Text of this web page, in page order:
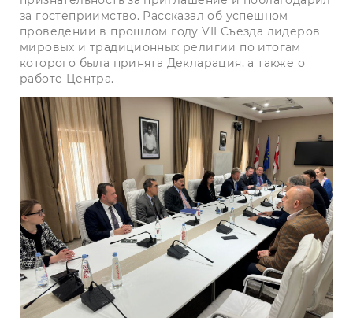
за гостеприимство. Рассказал об успешном
проведении в прошлом году VII Съезда лидеров
мировых и традиционных религии по итогам
которого была принята Декларация, а также о
работе Центра.